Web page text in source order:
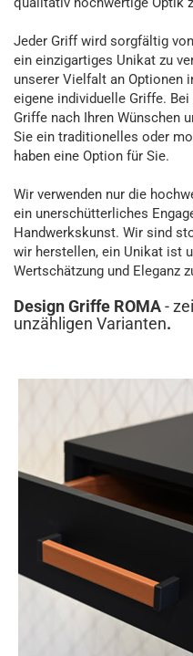
Jeder Griff wird sorgfältig
ein einzigartiges Unikat zu
unserer Vielfalt an Optionen
eigene individuelle Griffe.
Griffe nach Ihren Wünschen
Sie ein traditionelles oder
haben eine Option für Sie.
Wir verwenden nur die
ein unerschütterliches
Handwerkskunst. Wir sind
wir herstellen, ein Unikat ist
Wertschätzung und Eleganz
Design Griffe ROMA-
unzähligen Varianten.